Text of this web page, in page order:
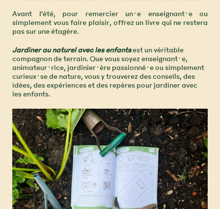
Avant l’été, pour remercier un·e enseignant·e ou
simplement vous faire plaisir, offrez un livre qui ne restera
pas sur une étagère.
Jardiner au naturel avec les enfantsest un véritable
compagnon de terrain. Que vous soyez enseignant·e,
animateur·rice, jardinier·ère passionné·e ou simplement
curieux·se de nature, vous y trouverez des conseils, des
idées, des expériences et des repères pour jardiner avec
les enfants.